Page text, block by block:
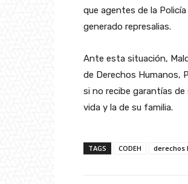
que agentes de la
generado represalias.
Ante esta situación,
de Derechos Humanos,
si no recibe garantías
vida y la de su familia.
TAGS CODEH derechos